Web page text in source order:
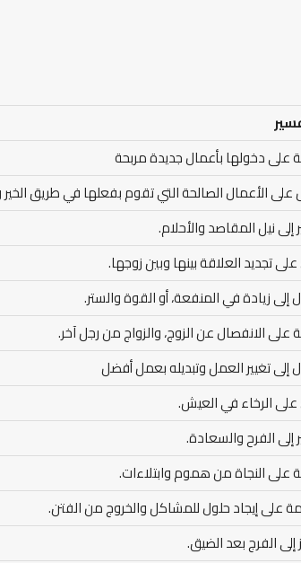
على دخولها بأعمال جديدة مربحة
على الأعمال الصالحة التي تقوم بفعلها في طريق الخير
إلى نيل المقاصد والأحلام.
تجديد العلاقة بينها وبين زوجها.
إلى زيادة في المنفعة، أو القوة والستر.
على الانفصال عن الزوج، والزواج من رجل آخر.
إلى تغيير العمل وتبديله بعمل أفضل
الرخاء في العيش.
إلى الفرح والسعادة.
على النجاة من هموم وابتلاءات.
على إيجاد حلول للمشاكل والخروج من الفتن.
إلى الفرج بعد الضيق.